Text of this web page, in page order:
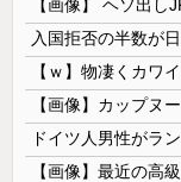
【ｗ】物凄くカワ
【画像】カップヌ
【画像】最近の高